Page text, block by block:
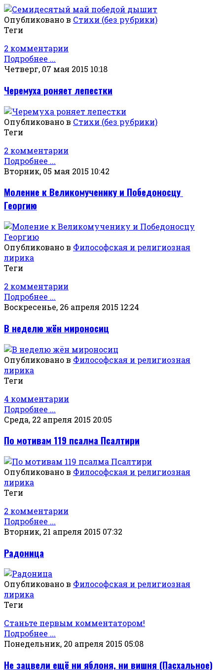
Опубликовано в Стихи (без рубрики)
Теги
2 комментарии
Подробнее ...
Четверг, 07 мая 2015 10:18
Черемуха роняет лепестки
Опубликовано в Стихи (без рубрики)
Теги
2 комментарии
Подробнее ...
Вторник, 05 мая 2015 10:42
Моление к Великомученику и Победоносцу
Георгию
Опубликовано в Философская и религиозная
лирика
Теги
2 комментарии
Подробнее ...
Воскресенье, 26 апреля 2015 12:24
В неделю жён мироносиц
Опубликовано в Философская и религиозная
лирика
Теги
4 комментарии
Подробнее ...
Среда, 22 апреля 2015 20:05
По мотивам 119 псалма Псалтири
Опубликовано в Философская и религиозная
лирика
Теги
2 комментарии
Подробнее ...
Вторник, 21 апреля 2015 07:32
Радоница
Опубликовано в Философская и религиозная
лирика
Теги
Станьте первым комментатором!
Подробнее ...
Понедельник, 20 апреля 2015 05:08
Не зацвели ещё ни яблоня, ни вишня (Пасхальное)